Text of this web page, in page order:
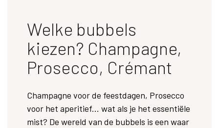
Welke bubbels
kiezen? Champagne,
Prosecco, Crémant
Champagne voor de feestdagen, Prosecco
voor het aperitief... wat als je het essentiële
mist? De wereld van de bubbels is een waar